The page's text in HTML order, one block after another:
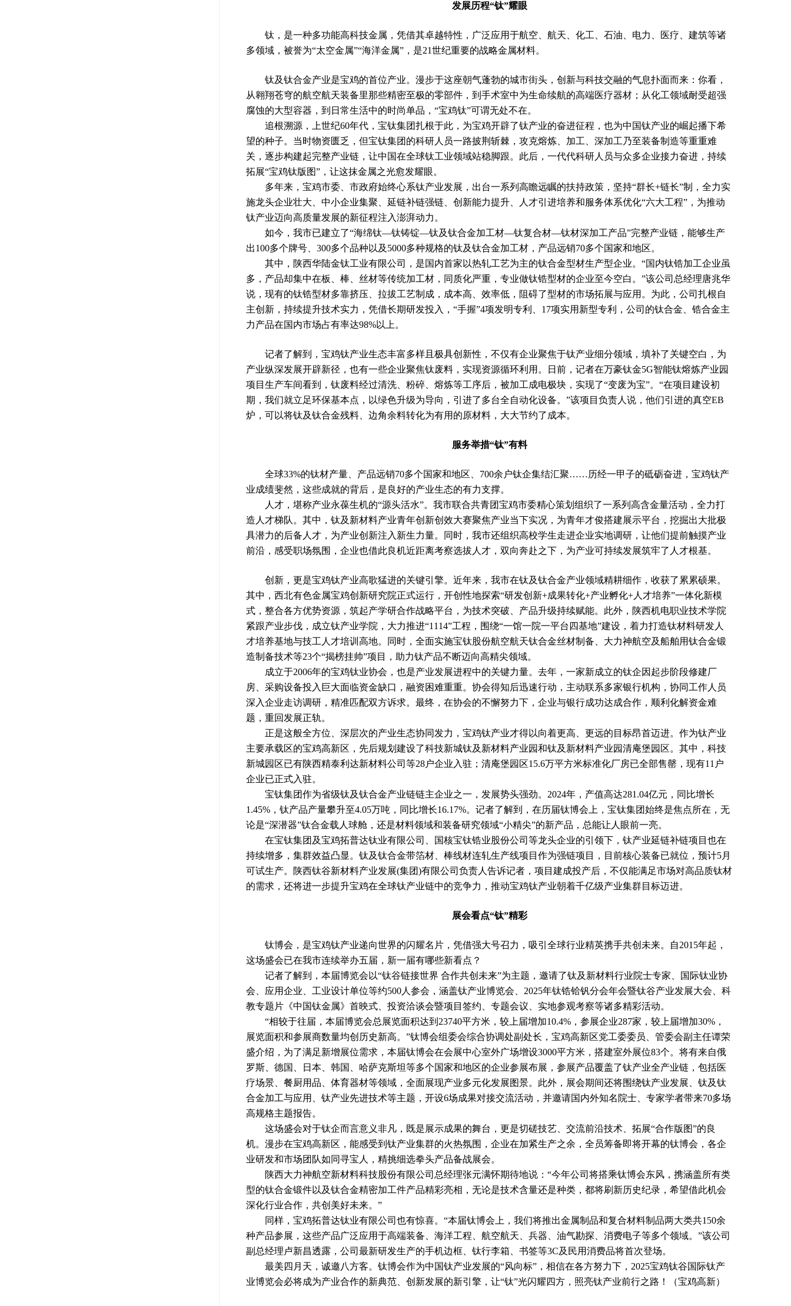
发展历程“钛”耀眼
钛，是一种多功能高科技金属，凭借其卓越特性，广泛应用于航空、航天、化工、石油、电力、医疗、建筑等诸
多领域，被誉为“太空金属”“海洋金属”，是21世纪重要的战略金属材料。
钛及钛合金产业是宝鸡的首位产业。漫步于这座朝气蓬勃的城市街头，创新与科技交融的气息扑面而来：你看，
从翱翔苍穹的航空航天装备里那些精密至极的零部件，到手术室中为生命续航的高端医疗器材；从化工领域耐受超强
腐蚀的大型容器，到日常生活中的时尚单品，“宝鸡钛”可谓无处不在。
追根溯源，上世纪60年代，宝钛集团扎根于此，为宝鸡开辟了钛产业的奋进征程，也为中国钛产业的崛起播下希
望的种子。当时物资匮乏，但宝钛集团的科研人员一路披荆斩棘，攻克熔炼、加工、深加工乃至装备制造等重重难
关，逐步构建起完整产业链，让中国在全球钛工业领域站稳脚跟。此后，一代代科研人员与众多企业接力奋进，持续
拓展“宝鸡钛版图”，让这抹金属之光愈发耀眼。
多年来，宝鸡市委、市政府始终心系钛产业发展，出台一系列高瞻远瞩的扶持政策，坚持“群长+链长”制，全力实
施龙头企业壮大、中小企业集聚、延链补链强链、创新能力提升、人才引进培养和服务体系优化“六大工程”，为推动
钛产业迈向高质量发展的新征程注入澎湃动力。
如今，我市已建立了“海绵钛—钛铸锭—钛及钛合金加工材—钛复合材—钛材深加工产品”完整产业链，能够生产
出100多个牌号、300多个品种以及5000多种规格的钛及钛合金加工材，产品远销70多个国家和地区。
其中，陕西华陆金钛工业有限公司，是国内首家以热轧工艺为主的钛合金型材生产型企业。“国内钛锆加工企业虽
多，产品却集中在板、棒、丝材等传统加工材，同质化严重，专业做钛锆型材的企业至今空白。”该公司总经理唐兆华
说，现有的钛锆型材多靠挤压、拉拔工艺制成，成本高、效率低，阻碍了型材的市场拓展与应用。为此，公司扎根自
主创新，持续提升技术实力，凭借长期研发投入，“手握”4项发明专利、17项实用新型专利，公司的钛合金、锆合金主
力产品在国内市场占有率达98%以上。
记者了解到，宝鸡钛产业生态丰富多样且极具创新性，不仅有企业聚焦于钛产业细分领域，填补了关键空白，为
产业纵深发展开辟新径，也有一些企业聚焦钛废料，实现资源循环利用。日前，记者在万豪钛金5G智能钛熔炼产业园
项目生产车间看到，钛废料经过清洗、粉碎、熔炼等工序后，被加工成电极块，实现了“变废为宝”。“在项目建设初
期，我们就立足环保基本点，以绿色升级为导向，引进了多台全自动化设备。”该项目负责人说，他们引进的真空EB
炉，可以将钛及钛合金残料、边角余料转化为有用的原材料，大大节约了成本。
服务举措“钛”有料
全球33%的钛材产量、产品远销70多个国家和地区、700余户钛企集结汇聚……历经一甲子的砥砺奋进，宝鸡钛产
业成绩斐然，这些成就的背后，是良好的产业生态的有力支撑。
人才，堪称产业永葆生机的“源头活水”。我市联合共青团宝鸡市委精心策划组织了一系列高含金量活动，全力打
造人才梯队。其中，钛及新材料产业青年创新创效大赛聚焦产业当下实况，为青年才俊搭建展示平台，挖掘出大批极
具潜力的后备人才，为产业创新注入新生力量。同时，我市还组织高校学生走进企业实地调研，让他们提前触摸产业
前沿，感受职场氛围，企业也借此良机近距离考察选拔人才，双向奔赴之下，为产业可持续发展筑牢了人才根基。
创新，更是宝鸡钛产业高歌猛进的关键引擎。近年来，我市在钛及钛合金产业领域精耕细作，收获了累累硕果。
其中，西北有色金属宝鸡创新研究院正式运行，开创性地探索“研发创新+成果转化+产业孵化+人才培养”一体化新模
式，整合各方优势资源，筑起产学研合作战略平台，为技术突破、产品升级持续赋能。此外，陕西机电职业技术学院
紧跟产业步伐，成立钛产业学院，大力推进“1114”工程，围绕“一馆一院一平台四基地”建设，着力打造钛材料研发人
才培养基地与技工人才培训高地。同时，全面实施宝钛股份航空航天钛合金丝材制备、大力神航空及船舶用钛合金锻
造制备技术等23个“揭榜挂帅”项目，助力钛产品不断迈向高精尖领域。
成立于2006年的宝鸡钛业协会，也是产业发展进程中的关键力量。去年，一家新成立的钛企因起步阶段修建厂
房、采购设备投入巨大面临资金缺口，融资困难重重。协会得知后迅速行动，主动联系多家银行机构，协同工作人员
深入企业走访调研，精准匹配双方诉求。最终，在协会的不懈努力下，企业与银行成功达成合作，顺利化解资金难
题，重回发展正轨。
正是这般全方位、深层次的产业生态协同发力，宝鸡钛产业才得以向着更高、更远的目标昂首迈进。作为钛产业
主要承载区的宝鸡高新区，先后规划建设了科技新城钛及新材料产业园和钛及新材料产业园清庵堡园区。其中，科技
新城园区已有陕西精泰利达新材料公司等28户企业入驻；清庵堡园区15.6万平方米标准化厂房已全部售罄，现有11户
企业已正式入驻。
宝钛集团作为省级钛及钛合金产业链链主企业之一，发展势头强劲。2024年，产值高达281.04亿元，同比增长
1.45%，钛产品产量攀升至4.05万吨，同比增长16.17%。记者了解到，在历届钛博会上，宝钛集团始终是焦点所在，无
论是“深潜器”钛合金载人球舱，还是材料领域和装备研究领域“小精尖”的新产品，总能让人眼前一亮。
在宝钛集团及宝鸡拓普达钛业有限公司、国核宝钛锆业股份公司等龙头企业的引领下，钛产业延链补链项目也在
持续增多，集群效益凸显。钛及钛合金带箔材、棒线材连轧生产线项目作为强链项目，目前核心装备已就位，预计5月
可试生产。陕西钛谷新材料产业发展(集团)有限公司负责人告诉记者，项目建成投产后，不仅能满足市场对高品质钛材
的需求，还将进一步提升宝鸡在全球钛产业链中的竞争力，推动宝鸡钛产业朝着千亿级产业集群目标迈进。
展会看点“钛”精彩
钛博会，是宝鸡钛产业递向世界的闪耀名片，凭借强大号召力，吸引全球行业精英携手共创未来。自2015年起，
这场盛会已在我市连续举办五届，新一届有哪些新看点？
记者了解到，本届博览会以“钛谷链接世界 合作共创未来”为主题，邀请了钛及新材料行业院士专家、国际钛业协
会、应用企业、工业设计单位等约500人参会，涵盖钛产业博览会、2025年钛锆铪钒分会年会暨钛谷产业发展大会、科
教专题片《中国钛金属》首映式、投资洽谈会暨项目签约、专题会议、实地参观考察等诸多精彩活动。
“相较于往届，本届博览会总展览面积达到23740平方米，较上届增加10.4%，参展企业287家，较上届增加30%，
展览面积和参展商数量均创历史新高。”钛博会组委会综合协调处副处长，宝鸡高新区党工委委员、管委会副主任谭荣
盛介绍，为了满足新增展位需求，本届钛博会在会展中心室外广场增设3000平方米，搭建室外展位83个。将有来自俄
罗斯、德国、日本、韩国、哈萨克斯坦等多个国家和地区的企业参展布展，参展产品覆盖了钛产业全产业链，包括医
疗场景、餐厨用品、体育器材等领域，全面展现产业多元化发展图景。此外，展会期间还将围绕钛产业发展、钛及钛
合金加工与应用、钛产业先进技术等主题，开设6场成果对接交流活动，并邀请国内外知名院士、专家学者带来70多场
高规格主题报告。
这场盛会对于钛企而言意义非凡，既是展示成果的舞台，更是切磋技艺、交流前沿技术、拓展“合作版图”的良
机。漫步在宝鸡高新区，能感受到钛产业集群的火热氛围，企业在加紧生产之余，全员筹备即将开幕的钛博会，各企
业研发和市场团队如同寻宝人，精挑细选拳头产品备战展会。
陕西大力神航空新材料科技股份有限公司总经理张元满怀期待地说：“今年公司将搭乘钛博会东风，携涵盖所有类
型的钛合金锻件以及钛合金精密加工件产品精彩亮相，无论是技术含量还是种类，都将刷新历史纪录，希望借此机会
深化行业合作，共创美好未来。”
同样，宝鸡拓普达钛业有限公司也有惊喜。“本届钛博会上，我们将推出金属制品和复合材料制品两大类共150余
种产品参展，这些产品广泛应用于高端装备、海洋工程、航空航天、兵器、油气勘探、消费电子等多个领域。”该公司
副总经理卢新昌透露，公司最新研发生产的手机边框、钛行李箱、书签等3C及民用消费品将首次登场。
最美四月天，诚邀八方客。钛博会作为中国钛产业发展的“风向标”，相信在各方努力下，2025宝鸡钛谷国际钛产
业博览会必将成为产业合作的新典范、创新发展的新引擎，让“钛”光闪耀四方，照亮钛产业前行之路！（宝鸡高新）